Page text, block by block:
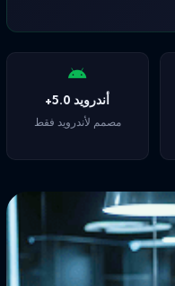
أندرويد 5.0+
مصمم لأندرويد فقط